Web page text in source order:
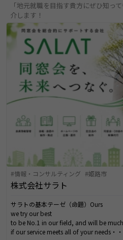
「地元就職を目指す貴方にぜひ知っ
介します！
情報・コンサルティング 姫路市
株式会社サラト
サラトの基本テーゼ（命題）Ours
we try our best
to be No.1 in our field, and will be
if our service meets all of your needs・・